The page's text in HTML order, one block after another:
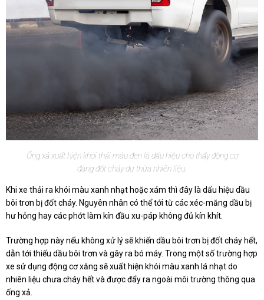
Ống xả xuất hiện khói thải màu đen là dấu hiệu cho thấy động cơ
đang đốt cháy dư thừa nhiên liệu.
Khi xe thải ra khói màu xanh nhạt hoặc xám thì đây là dấu hiệu dầu
bôi trơn bị đốt cháy. Nguyên nhân có thể tới từ các xéc-măng dầu bị
hư hỏng hay các phớt làm kín đầu xu-páp không đủ kín khít.
Trường hợp này nếu không xử lý sẽ khiến dầu bôi trơn bị đốt cháy hết,
dẫn tới thiếu dầu bôi trơn và gây ra bó máy. Trong một số trường hợp
xe sử dụng động cơ xăng sẽ xuất hiện khói màu xanh lá nhạt do
nhiên liệu chưa cháy hết và được đẩy ra ngoài môi trường thông qua
ống xả.